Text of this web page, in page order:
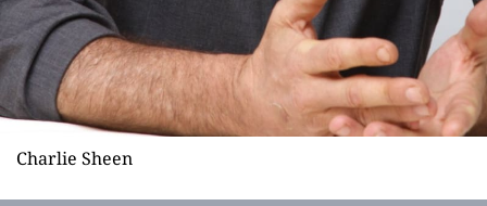
Charlie Sheen